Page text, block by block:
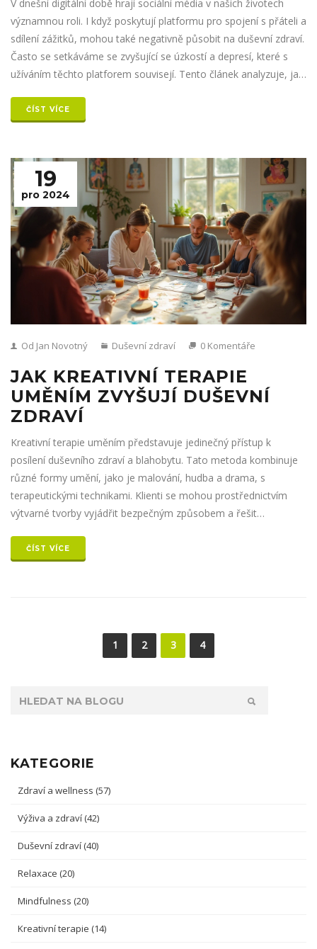
V dnešní digitální době hrají sociální média v našich životech
významnou roli. I když poskytují platformu pro spojení s přáteli a
sdílení zážitků, mohou také negativně působit na duševní zdraví.
Často se setkáváme se zvyšující se úzkostí a depresí, které s
užíváním těchto platforem souvisejí. Tento článek analyzuje, jak
redukovat jejich negativní dopad.
ČÍST VÍCE
19
pro 2024
Od Jan Novotný Duševní zdraví 0 Komentáře
JAK KREATIVNÍ TERAPIE
UMĚNÍM ZVYŠUJÍ DUŠEVNÍ
ZDRAVÍ
Kreativní terapie uměním představuje jedinečný přístup k
posílení duševního zdraví a blahobytu. Tato metoda kombinuje
různé formy umění, jako je malování, hudba a drama, s
terapeutickými technikami. Klienti se mohou prostřednictvím
výtvarné tvorby vyjádřit bezpečným způsobem a řešit
sebepoznání a rozvoji dovedností pro lepší zvládání stresu.
ČÍST VÍCE
1 2 3 4
KATEGORIE
Zdraví a wellness (57)
Výživa a zdraví (42)
Duševní zdraví (40)
Relaxace (20)
Mindfulness (20)
Kreativní terapie (14)